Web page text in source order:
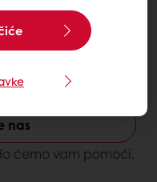
nas
ćemo vam pomoći.